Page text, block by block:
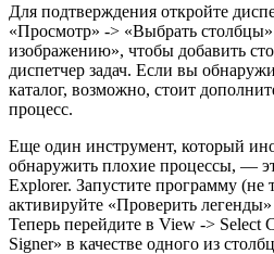
Для подтверждения откройте
«Просмотр» -> «Выбрать
изображению», чтобы добавить
диспетчер задач. Если вы
каталог, возможно, стоит
процесс.
Еще один инструмент, который
обнаружить плохие процессы, —
Explorer. Запустите программу (не
активируйте «Проверить
Теперь перейдите в View -> Select
Signer» в качестве одного из